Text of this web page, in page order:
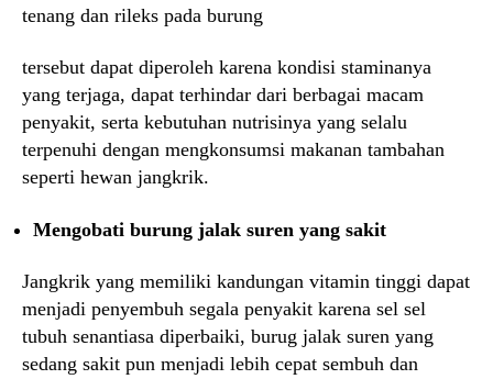
tenang dan rileks pada burung
tersebut dapat diperoleh karena kondisi staminanya
yang terjaga, dapat terhindar dari berbagai macam
penyakit, serta kebutuhan nutrisinya yang selalu
terpenuhi dengan mengkonsumsi makanan tambahan
seperti hewan jangkrik.
Mengobati burung jalak suren yang sakit
Jangkrik yang memiliki kandungan vitamin tinggi dapat
menjadi penyembuh segala penyakit karena sel sel
tubuh senantiasa diperbaiki, burug jalak suren yang
sedang sakit pun menjadi lebih cepat sembuh dan